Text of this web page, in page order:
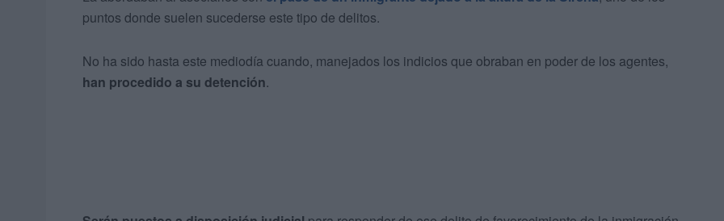
puntos donde suelen sucederse este tipo de delitos.
No ha sido hasta este mediodía cuando, manejados los indicios que obraban en poder de los agentes,
han procedido a su detención.